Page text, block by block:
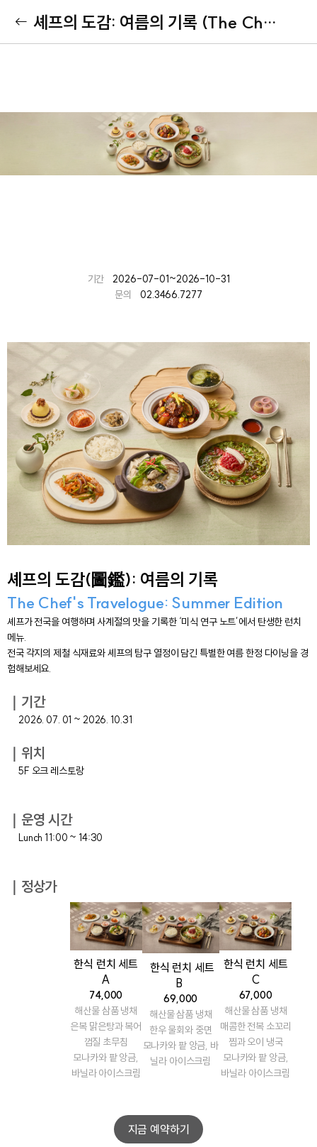
셰프의 도감: 여름의 기록 (The Chef's Travelogue: Summer Edition)
기간
2026-07-01~2026-10-31
문의
02.3466.7277
셰프의 도감(圖鑑): 여름의 기록
The Chef's Travelogue: Summer Edition
셰프가 전국을 여행하며 사계절의 맛을 기록한 ‘미식 연구 노트’에서 탄생한 런치
메뉴.
전국 각지의 제철 식재료와 셰프의 탐구 열정이 담긴 특별한 여름 한정 다이닝을 경
험해보세요.
｜기간
2026. 07. 01 ~ 2026. 10.31
｜위치
5F 오크 레스토랑
｜운영 시간
Lunch 11:00 ~ 14:30
｜정상가
한식 런치 세트
A
74,000
해산물 삼품 냉채
은복 맑은탕과 복어
껍질 초무침
모나카와 팥 앙금,
바닐라 아이스크림
한식 런치 세트
B
69,000
해산물 삼품 냉채
한우 물회와 중면
모나카와 팥 앙금, 바
닐라 아이스크림
한식 런치 세트
C
67,000
해산물 삼품 냉채
매콤한 전복 소꼬리
찜과 오이 냉국
모나카와 팥 앙금,
바닐라 아이스크림
지금 예약하기